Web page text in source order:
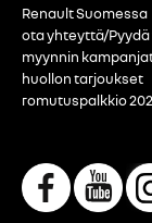
Renault Suomessa
ota yhteyttä/Pyydä
myynnin
huollon tarjoukset
romutuspalkkio